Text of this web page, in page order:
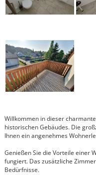
Willkommen in dieser
historischen Gebäudes. Die
Ihnen ein angenehmes
Genießen Sie die Vorteile einer
fungiert. Das zusätzliche
Bedürfnisse.